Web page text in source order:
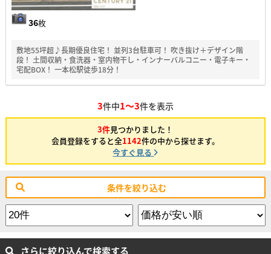
36枚
敷地55坪超♪長期優良住宅！ 並列3台駐車可！ 吹き抜け＋デザイン階
段！ 土間収納・食洗器・室内物干し・インナーバルコニー・電子キー・
宅配BOX！ 一本松駅徒歩18分！
3件中1～3件を表示
3件見つかりました！
会員登録をすると全1142件の中から探せます。
今すぐ見る
条件を絞り込む
さらに絞り込んで検索する